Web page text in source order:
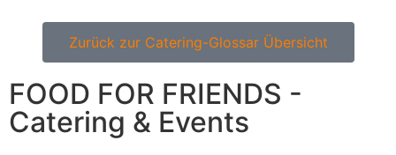
Zurück zur Catering-Glossar Übersicht
FOOD FOR FRIENDS -
Catering & Events